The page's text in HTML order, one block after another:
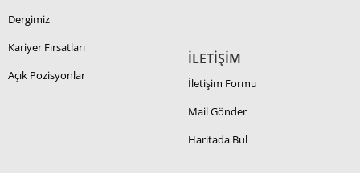
Dergimiz
Kariyer Fırsatları
Açık Pozisyonlar
İLETİŞİM
İletişim Formu
Mail Gönder
Haritada Bul